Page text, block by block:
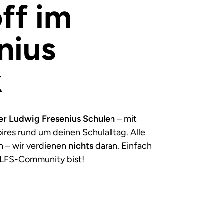
im
Ludwig Fresenius Schulen– mit
rund um deinen Schulalltag. Alle
– wir verdienen nichtsdaran. Einfach
Community bist!